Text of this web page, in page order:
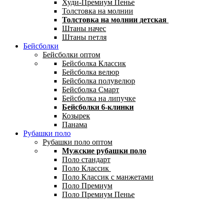
Худи-Премиум Пенье
Толстовка на молнии
Толстовка на молнии детская
Штаны начес
Штаны петля
Бейсболки
Бейсболки оптом
Бейсболка Классик
Бейсболка велюр
Бейсболка полувелюр
Бейсболка Смарт
Бейсболка на липучке
Бейсболки 6-клинки
Козырек
Панама
Рубашки поло
Рубашки поло оптом
Мужские рубашки поло
Поло стандарт
Поло Классик
Поло Классик с манжетами
Поло Премиум
Поло Премиум Пенье